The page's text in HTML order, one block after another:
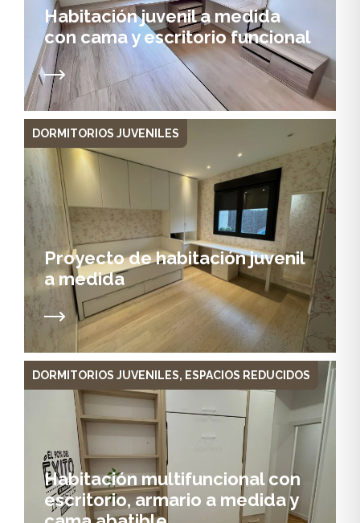
Habitación juvenil a medida
con cama y escritorio funcional
DORMITORIOS JUVENILES
Proyecto de habitación juvenil
a medida
DORMITORIOS JUVENILES, ESPACIOS REDUCIDOS
Habitación multifuncional con
escritorio, armario a medida y